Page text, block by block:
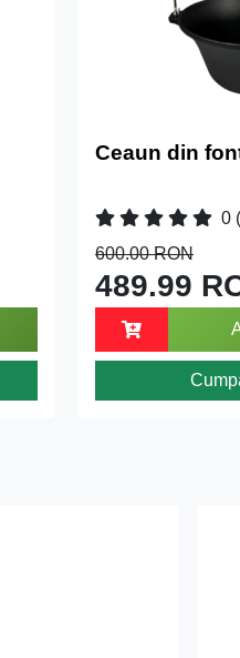
Ceaun din
0
600.00 RON
489.99